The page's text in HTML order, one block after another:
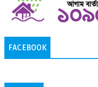
FACEBOOK